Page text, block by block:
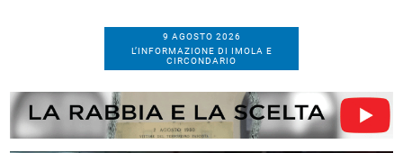
9 AGOSTO 2026
L’INFORMAZIONE DI IMOLA E
CIRCONDARIO